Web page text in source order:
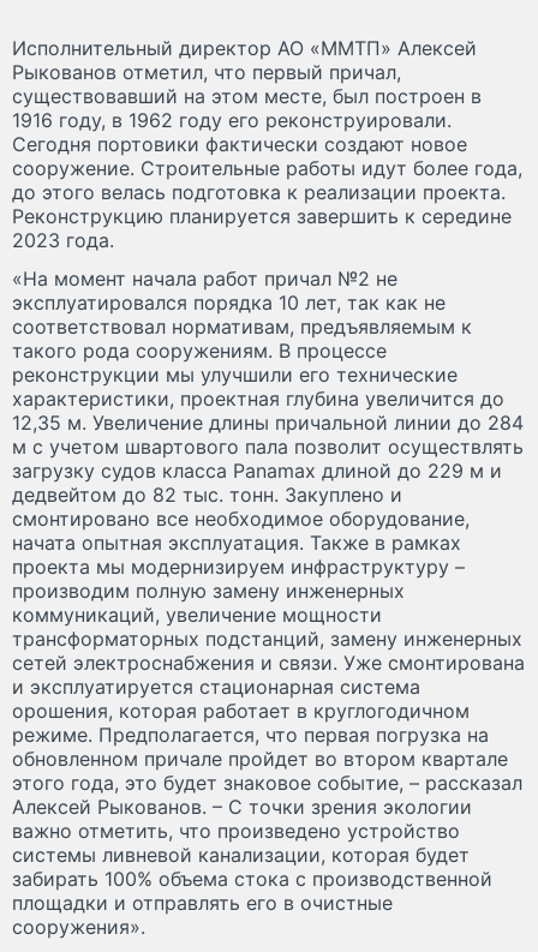
Исполнительный директор АО «ММТП» Алексей
Рыкованов отметил, что первый причал,
существовавший на этом месте, был построен в
1916 году, в 1962 году его реконструировали.
Сегодня портовики фактически создают новое
сооружение. Строительные работы идут более года,
до этого велась подготовка к реализации проекта.
Реконструкцию планируется завершить к середине
2023 года.
«На момент начала работ причал №2 не
эксплуатировался порядка 10 лет, так как не
соответствовал нормативам, предъявляемым к
такого рода сооружениям. В процессе
реконструкции мы улучшили его технические
характеристики, проектная глубина увеличится до
12,35 м. Увеличение длины причальной линии до 284
м с учетом швартового пала позволит осуществлять
загрузку судов класса Panamax длиной до 229 м и
дедвейтом до 82 тыс. тонн. Закуплено и
смонтировано все необходимое оборудование,
начата опытная эксплуатация. Также в рамках
проекта мы модернизируем инфраструктуру –
производим полную замену инженерных
коммуникаций, увеличение мощности
трансформаторных подстанций, замену инженерных
сетей электроснабжения и связи. Уже смонтирована
и эксплуатируется стационарная система
орошения, которая работает в круглогодичном
режиме. Предполагается, что первая погрузка на
обновленном причале пройдет во втором квартале
этого года, это будет знаковое событие, – рассказал
Алексей Рыкованов. – С точки зрения экологии
важно отметить, что произведено устройство
системы ливневой канализации, которая будет
забирать 100% объема стока с производственной
площадки и отправлять его в очистные
сооружения».